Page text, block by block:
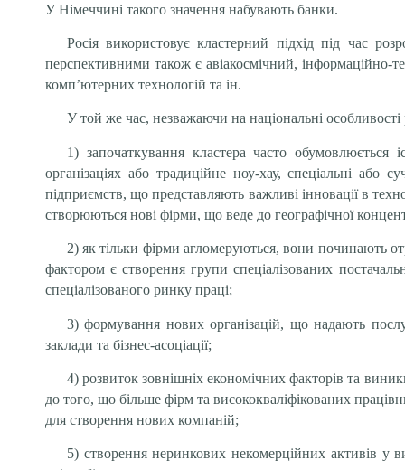
У Німеччині такого значення набувають банки.
Росія використовує кластерний підхід під час
перспективними також є авіакосмічний, інформаційно-
комп’ютерних технологій та ін.
У той же час, незважаючи на національні
1) започаткування кластера часто
організаціях або традиційне ноу-хау, спеціальні або
підприємств, що представляють важливі інновації в
створюються нові фірми, що веде до географічної
2) як тільки фірми агломеруються, вони починають
фактором є створення групи спеціалізованих
спеціалізованого ринку праці;
3) формування нових організацій, що надають
заклади та бізнес-асоціації;
4) розвиток зовнішніх економічних факторів та
до того, що більше фірм та висококваліфікованих
для створення нових компаній;
5) створення неринкових некомерційних активів у